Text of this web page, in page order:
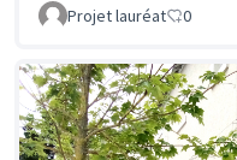
Projet lauréat 0